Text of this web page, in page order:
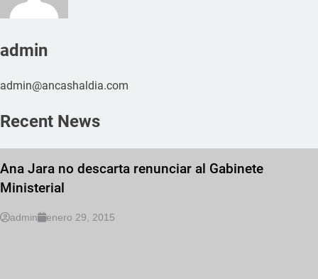
admin
admin@ancashaldia.com
Recent News
Ana Jara no descarta renunciar al Gabinete
Ministerial
admin enero 29, 2015